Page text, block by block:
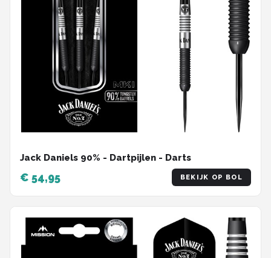
Jack Daniels 90% - Dartpijlen - Darts
€ 54,95 BEKIJK OP BOL